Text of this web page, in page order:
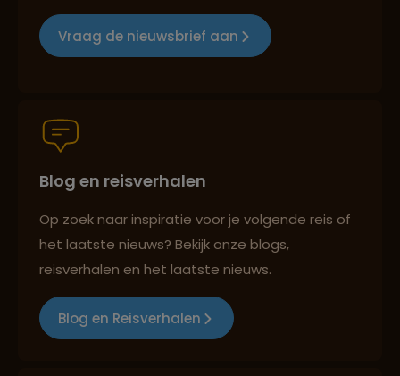
Reizen met oog voor mens, cultuur en milieu
Persoonlijk en deskundig reisadvies
Best beoordeelde reisroutes
Vraag de nieuwsbrief aan
Blog en reisverhalen
Op zoek naar inspiratie voor je volgende reis of
het laatste nieuws? Bekijk onze blogs,
reisverhalen en het laatste nieuws.
Blog en Reisverhalen